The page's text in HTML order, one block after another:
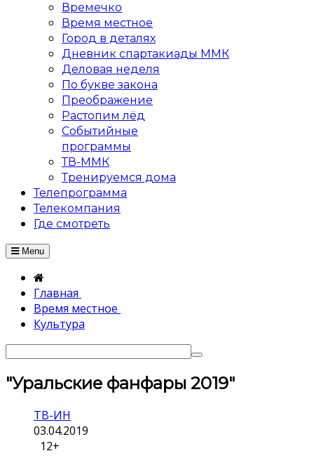
Времечко
Время местное
Город в деталях
Дневник спартакиады ММК
Деловая неделя
По букве закона
Преображение
Растопим лёд
Событийные
программы
ТВ-ММК
Тренируемся дома
Телепрограмма
Телекомпания
Где смотреть
Menu
Главная
Время местное
Культура
"Уральские фанфары 2019"
ТВ-ИН
03.04.2019
12+